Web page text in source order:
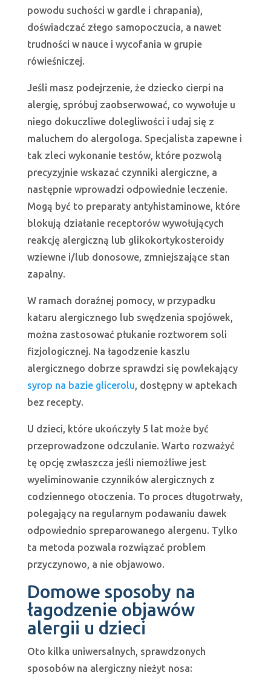
powodu suchości w gardle i chrapania),
doświadczać złego samopoczucia, a nawet
trudności w nauce i wycofania w grupie
rówieśniczej.
Jeśli masz podejrzenie, że dziecko cierpi na
alergię, spróbuj zaobserwować, co wywołuje u
niego dokuczliwe dolegliwości i udaj się z
maluchem do alergologa. Specjalista zapewne i
tak zleci wykonanie testów, które pozwolą
precyzyjnie wskazać czynniki alergiczne, a
następnie wprowadzi odpowiednie leczenie.
Mogą być to preparaty antyhistaminowe, które
blokują działanie receptorów wywołujących
reakcję alergiczną lub glikokortykosteroidy
wziewne i/lub donosowe, zmniejszające stan
zapalny.
W ramach doraźnej pomocy, w przypadku
kataru alergicznego lub swędzenia spojówek,
można zastosować płukanie roztworem soli
fizjologicznej. Na łagodzenie kaszlu
alergicznego dobrze sprawdzi się powlekający
syrop na bazie glicerolu, dostępny w aptekach
bez recepty.
U dzieci, które ukończyły 5 lat może być
przeprowadzone odczulanie. Warto rozważyć
tę opcję zwłaszcza jeśli niemożliwe jest
wyeliminowanie czynników alergicznych z
codziennego otoczenia. To proces długotrwały,
polegający na regularnym podawaniu dawek
odpowiednio spreparowanego alergenu. Tylko
ta metoda pozwala rozwiązać problem
przyczynowo, a nie objawowo.
Domowe sposoby na
łagodzenie objawów
alergii u dzieci
Oto kilka uniwersalnych, sprawdzonych
sposobów na alergiczny nieżyt nosa: